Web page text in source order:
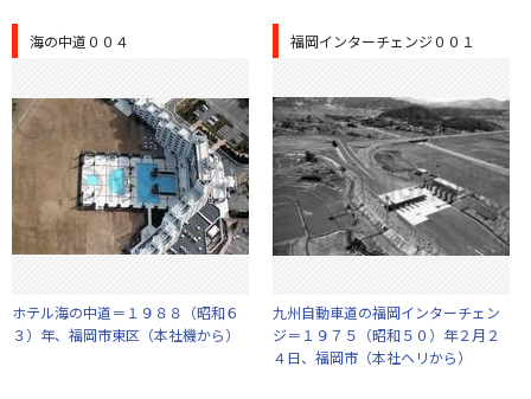
海の中道００４
ホテル海の中道＝１９８８（昭和６
３）年、福岡市東区（本社機から）
福岡インターチェンジ００１
九州自動車道の福岡インターチェン
ジ＝１９７５（昭和５０）年２月２
４日、福岡市（本社ヘリから）